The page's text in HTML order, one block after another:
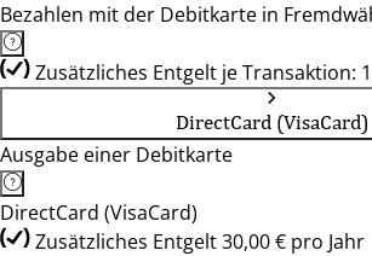
Bezahlen mit der Debitkarte in
Zusätzliches Entgelt je Transaktion:
DirectCard (VisaCard)
Ausgabe einer Debitkarte
DirectCard (VisaCard)
Zusätzliches Entgelt 30,00 € pro Jahr